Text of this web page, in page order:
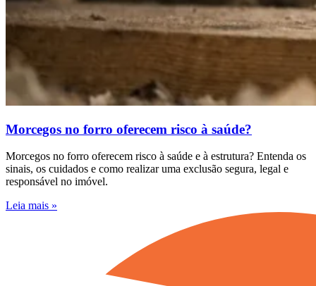
Morcegos no forro oferecem risco à saúde?
Morcegos no forro oferecem risco à saúde e à estrutura? Entenda os
sinais, os cuidados e como realizar uma exclusão segura, legal e
responsável no imóvel.
Leia mais »